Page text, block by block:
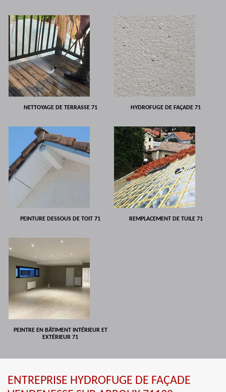
NETTOYAGE DE TERRASSE 71 HYDROFUGE DE FAÇADE 71
PEINTURE DESSOUS DE TOIT 71 REMPLACEMENT DE TUILE 71
PEINTRE EN BÂTIMENT INTÉRIEUR ET
EXTÉRIEUR 71
ENTREPRISE HYDROFUGE DE FAÇADE